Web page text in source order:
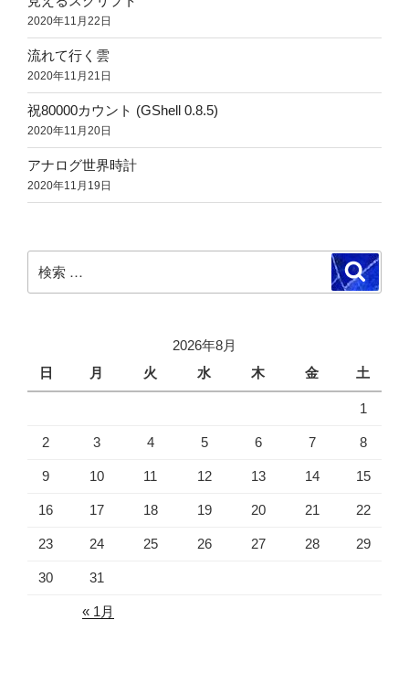
2020年11月22日
流れて行く雲
2020年11月21日
祝80000カウント (GShell 0.8.5)
2020年11月20日
アナログ世界時計
2020年11月19日
索:
検
索
2026年8月
日
月 火 水 木 金 土
1
2 3 4 5 6 7 8
9 10 11 12 13 14 15
16 17 18 19 20 21 22
23 24 25 26 27 28 29
30 31
« 1月